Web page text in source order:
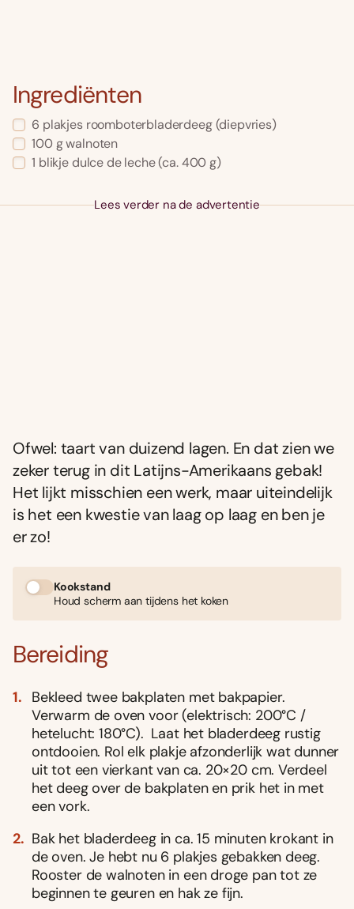
Ingrediënten
6 plakjes roomboterbladerdeeg(diepvries)
100 gwalnoten
1 blikjedulce de leche(ca. 400 g)
Lees verder na de advertentie
Ofwel: taart van duizend lagen. En dat zien we
zeker terug in dit Latijns-Amerikaans gebak!
Het lijkt misschien een werk, maar uiteindelijk
is het een kwestie van laag op laag en ben je
er zo!
Kookstand
Houd scherm aan tijdens het koken
Bereiding
Bekleed twee bakplaten met bakpapier.
Verwarm de oven voor (elektrisch: 200°C /
hetelucht: 180°C). Laat het bladerdeeg rustig
ontdooien. Rol elk plakje afzonderlijk wat dunner
uit tot een vierkant van ca. 20×20 cm. Verdeel
het deeg over de bakplaten en prik het in met
een vork.
Bak het bladerdeeg in ca. 15 minuten krokant in
de oven. Je hebt nu 6 plakjes gebakken deeg.
Rooster de walnoten in een droge pan tot ze
beginnen te geuren en hak ze fijn.